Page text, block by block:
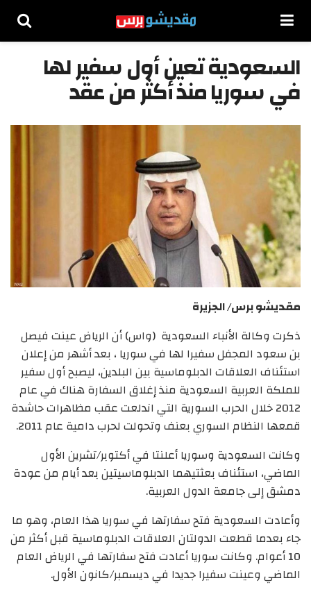
السعودية تعين أول سفير لها
في سوريا منذ أكثر من عقد
مقديشو برس/ الجزيرة
ذكرت وكالة الأنباء السعودية (واس) أن الرياض عينت فيصل
بن سعود المجفل سفيرا لها في سوريا ، بعد أشهر من إعلان
استئناف العلاقات الدبلوماسية بين البلدين، ليصبح أول سفير
للملكة العربية السعودية منذ إغلاق السفارة هناك في عام
2012 خلال الحرب السورية التي اندلعت عقب مظاهرات حاشدة
قمعها النظام السوري بعنف وتحولت لحرب دامية عام 2011.
وكانت السعودية وسوريا أعلنتا في أكتوبر/تشرين الأول
الماضي، استئناف بعثتيهما الدبلوماسيتين بعد أيام من عودة
دمشق إلى جامعة الدول العربية.
وأعادت السعودية فتح سفارتها في سوريا هذا العام، وهو ما
جاء بعدما قطعت الدولتان العلاقات الدبلوماسية قبل أكثر من
10 أعوام. وكانت سوريا أعادت فتح سفارتها في الرياض العام
الماضي وعينت سفيرا جديدا في ديسمبر/كانون الأول.